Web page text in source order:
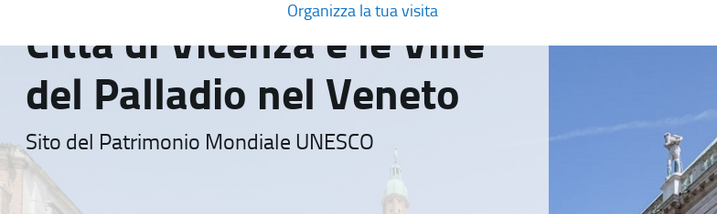
Organizza la tua visita
Città di Vicenza e le Ville
del Palladio nel Veneto
Sito del Patrimonio Mondiale UNESCO